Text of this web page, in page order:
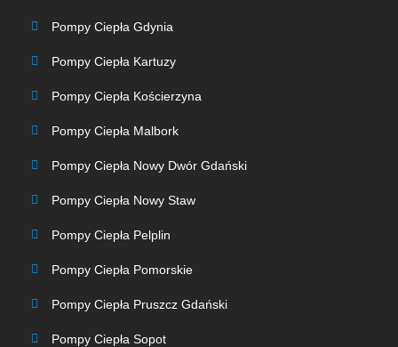
Pompy Ciepła Gdynia
Pompy Ciepła Kartuzy
Pompy Ciepła Kościerzyna
Pompy Ciepła Malbork
Pompy Ciepła Nowy Dwór Gdański
Pompy Ciepła Nowy Staw
Pompy Ciepła Pelplin
Pompy Ciepła Pomorskie
Pompy Ciepła Pruszcz Gdański
Pompy Ciepła Sopot